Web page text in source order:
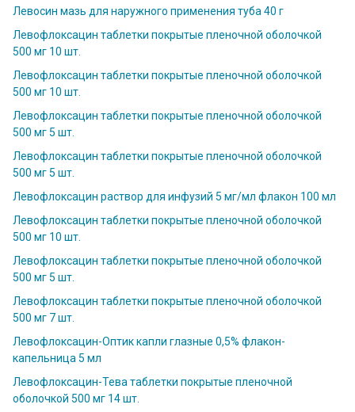
Левосин мазь для наружного применения туба 40 г
Левофлоксацин таблетки покрытые пленочной оболочкой
500 мг 10 шт.
Левофлоксацин таблетки покрытые пленочной оболочкой
500 мг 10 шт.
Левофлоксацин таблетки покрытые пленочной оболочкой
500 мг 5 шт.
Левофлоксацин таблетки покрытые пленочной оболочкой
500 мг 5 шт.
Левофлоксацин раствор для инфузий 5 мг/мл флакон 100 мл
Левофлоксацин таблетки покрытые пленочной оболочкой
500 мг 10 шт.
Левофлоксацин таблетки покрытые пленочной оболочкой
500 мг 5 шт.
Левофлоксацин таблетки покрытые пленочной оболочкой
500 мг 7 шт.
Левофлоксацин-Оптик капли глазные 0,5% флакон-
капельница 5 мл
Левофлоксацин-Тева таблетки покрытые пленочной
оболочкой 500 мг 14 шт.